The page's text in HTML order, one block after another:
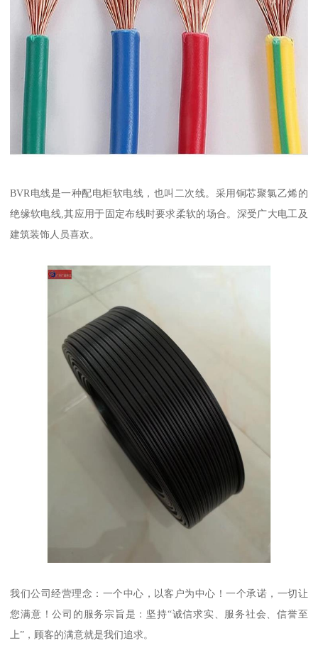
BVR电线是一种配电柜软电线，也叫二次线。采用铜芯聚氯乙烯的
绝缘软电线,其应用于固定布线时要求柔软的场合。深受广大电工及
建筑装饰人员喜欢。
我们公司经营理念：一个中心，以客户为中心！一个承诺，一切让
您满意！公司的服务宗旨是：坚持“诚信求实、服务社会、信誉至
上”，顾客的满意就是我们追求。